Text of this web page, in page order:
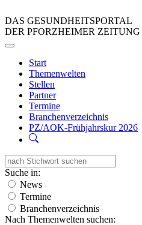
DAS GESUNDHEITSPORTAL
DER PFORZHEIMER ZEITUNG
Start
Themenwelten
Stellen
Partner
Termine
Branchenverzeichnis
PZ/AOK-Frühjahrskur 2026
Suche in:
News
Termine
Branchenverzeichnis
Nach Themenwelten suchen: